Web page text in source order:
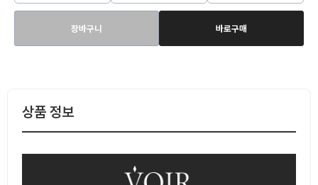
장바구니 바로구매
상품 정보